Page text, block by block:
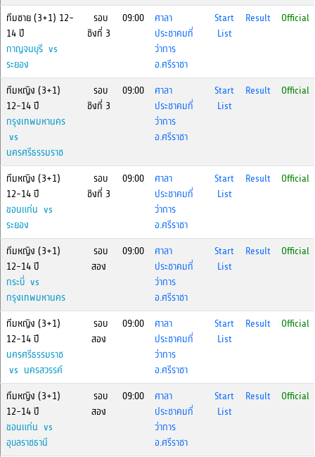
ทีมชาย (3+1) 12-
14 ปี
กาญจนบุรี vs
ระยอง
รอบ
ชิงที่ 3
09:00
ศาลา
ประชาคมที่
ว่าการ
อ.ศรีราชา
Start
List
Result Official
ทีมหญิง (3+1)
12-14 ปี
กรุงเทพมหานคร
vs
นครศรีธรรมราช
รอบ
ชิงที่ 3
09:00
ศาลา
ประชาคมที่
ว่าการ
อ.ศรีราชา
Start
List
Result Official
ทีมหญิง (3+1)
12-14 ปี
ขอนแก่น vs
ระยอง
รอบ
ชิงที่ 3
09:00
ศาลา
ประชาคมที่
ว่าการ
อ.ศรีราชา
Start
List
Result Official
ทีมหญิง (3+1)
12-14 ปี
กระบี่ vs
กรุงเทพมหานคร
รอบ
สอง
09:00
ศาลา
ประชาคมที่
ว่าการ
อ.ศรีราชา
Start
List
Result Official
ทีมหญิง (3+1)
12-14 ปี
นครศรีธรรมราช
vs นครสวรรค์
รอบ
สอง
09:00
ศาลา
ประชาคมที่
ว่าการ
อ.ศรีราชา
Start
List
Result Official
ทีมหญิง (3+1)
12-14 ปี
ขอนแก่น vs
อุบลราชธานี
รอบ
สอง
09:00
ศาลา
ประชาคมที่
ว่าการ
อ.ศรีราชา
Start
List
Result Official